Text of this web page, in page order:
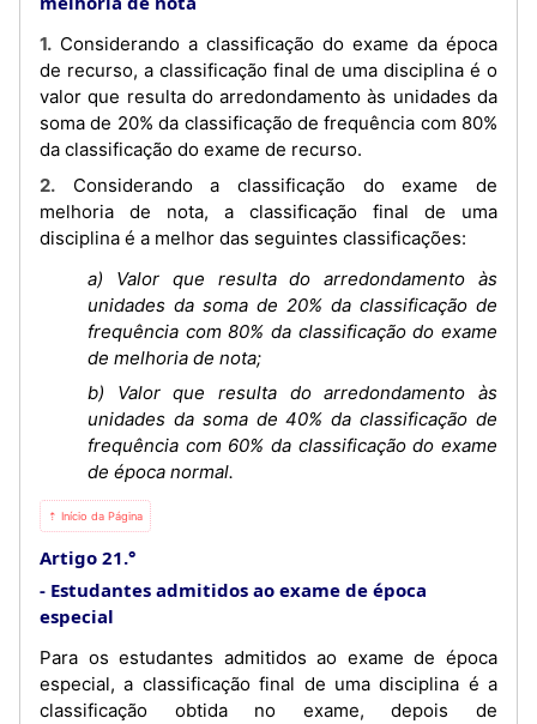
1. Considerando a classificação do exame da época
de recurso, a classificação final de uma disciplina é o
valor que resulta do arredondamento às unidades da
soma de 20% da classificação de frequência com 80%
da classificação do exame de recurso.
2. Considerando a classificação do exame de
melhoria de nota, a classificação final de uma
disciplina é a melhor das seguintes classificações:
a) Valor que resulta do arredondamento às
unidades da soma de 20% da classificação de
frequência com 80% da classificação do exame
de melhoria de nota;
b) Valor que resulta do arredondamento às
unidades da soma de 40% da classificação de
frequência com 60% da classificação do exame
de época normal.
⇡ Início da Página
Artigo 21.°
Estudantes admitidos ao exame de época
especial
Para os estudantes admitidos ao exame de época
especial, a classificação final de uma disciplina é a
classificação obtida no exame, depois de